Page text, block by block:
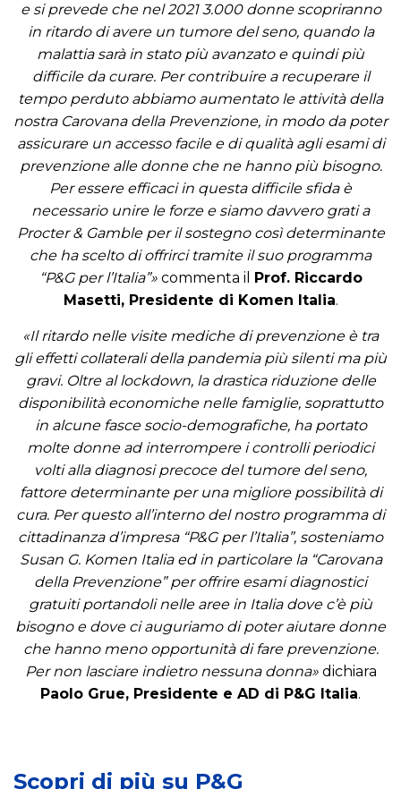
e si prevede che nel 2021 3.000 donne scopriranno
in ritardo di avere un tumore del seno, quando la
malattia sarà in stato più avanzato e quindi più
difficile da curare. Per contribuire a recuperare il
tempo perduto abbiamo aumentato le attività della
nostra Carovana della Prevenzione, in modo da poter
assicurare un accesso facile e di qualità agli esami di
prevenzione alle donne che ne hanno più bisogno.
Per essere efficaci in questa difficile sfida è
necessario unire le forze e siamo davvero grati a
Procter & Gamble per il sostegno così determinante
che ha scelto di offrirci tramite il suo programma
“P&G per l’Italia”»commenta il
Prof. Riccardo
Masetti, Presidente di Komen Italia.
«Il ritardo nelle visite mediche di prevenzione è tra
gli effetti collaterali della pandemia più silenti ma più
gravi. Oltre al lockdown, la drastica riduzione delle
disponibilità economiche nelle famiglie, soprattutto
in alcune fasce socio-demografiche, ha portato
molte donne ad interrompere i controlli periodici
volti alla diagnosi precoce del tumore del seno,
fattore determinante per una migliore possibilità di
cura. Per questo all’interno del nostro programma di
cittadinanza d’impresa “P&G per l’Italia”, sosteniamo
Susan G. Komen Italia ed in particolare la “Carovana
della Prevenzione” per offrire esami diagnostici
gratuiti portandoli nelle aree in Italia dove c’è più
bisogno e dove ci auguriamo di poter aiutare donne
che hanno meno opportunità di fare prevenzione.
Per non lasciare indietro nessuna donna»dichiara
Paolo Grue, Presidente e AD di P&G Italia.
Scopri di più su P&G
I
m
p
o
n
S
u